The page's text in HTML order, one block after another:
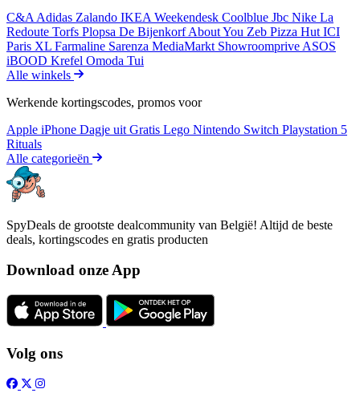
C&A Adidas Zalando IKEA Weekendesk Coolblue Jbc Nike La
Redoute Torfs Plopsa De BijenkorfAbout You Zeb Pizza Hut ICI
Paris XL Farmaline Sarenza MediaMarkt Showroomprive ASOS
iBOOD Krefel Omoda Tui
Alle winkels
Werkende kortingscodes, promos voor
Apple iPhone Dagje uit Gratis Lego Nintendo Switch Playstation 5
Rituals
Alle categorieën
SpyDeals de grootste dealcommunity van België! Altijd de beste
deals, kortingscodes en gratis producten
Download onze App
Volg ons